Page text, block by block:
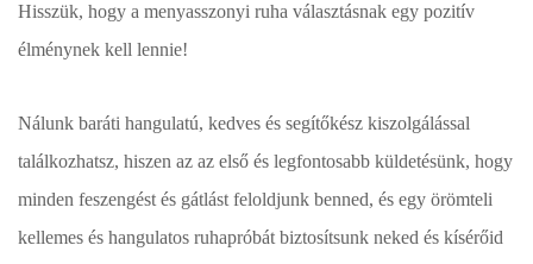
Hisszük, hogy a menyasszonyi ruha választásnak egy pozitív
élménynek kell lennie!
Nálunk baráti hangulatú, kedves és segítőkész kiszolgálással
találkozhatsz, hiszen az az első és legfontosabb küldetésünk, hogy
minden feszengést és gátlást feloldjunk benned, és egy örömteli
kellemes és hangulatos ruhapróbát biztosítsunk neked és kísérőid